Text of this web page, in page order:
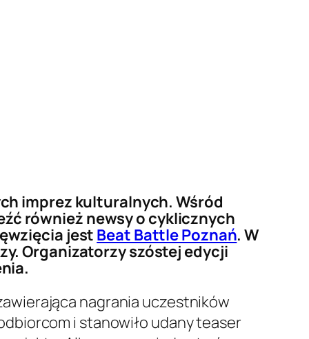
imprez kulturalnych. Wśród
również newsy o cyklicznych
jest Beat Battle Poznań. W
Organizatorzy szóstej edycji
nagrania uczestników
i stanowiło udany teaser